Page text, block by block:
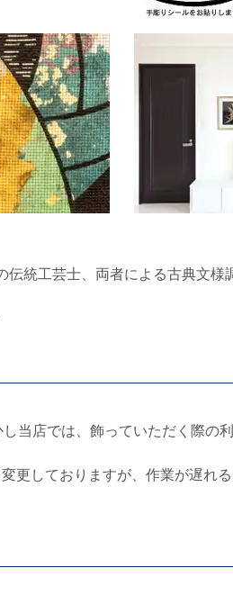
統工芸士、両者による古典文
当店では、飾っていただく際の
更しておりますが、作業が遅れ